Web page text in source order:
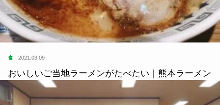
食 2021.03.09
おいしいご当地ラーメンがたべたい｜熊本ラーメン